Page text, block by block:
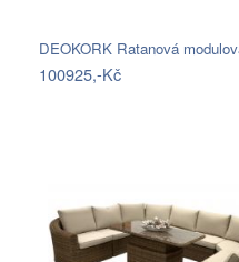
DEOKORK Ratanová
100925,-Kč